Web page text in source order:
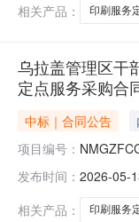
相关产品：
印刷服务
乌拉盖管理区干
定点服务采购合
中标｜合同公告
项目编号：
发布时间： 2026-05-
相关产品：
印刷服务